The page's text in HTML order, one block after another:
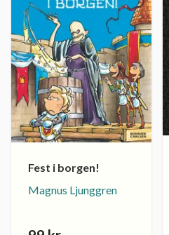
Fest i borgen!
Magnus Ljunggren